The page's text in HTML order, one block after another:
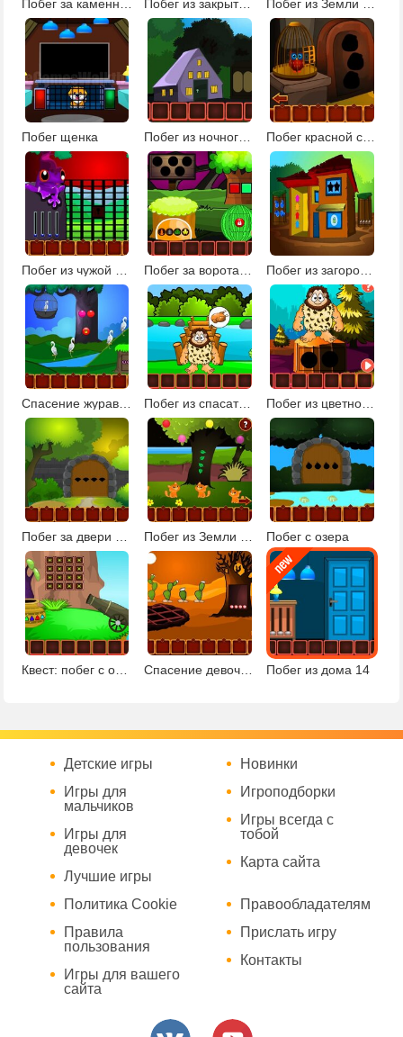
Побег за каменные ворота Побег из закрытого дома Побег из Земли деревьев
Побег щенка Побег из ночного парка Побег красной совы
Побег из загородного дома
Спасение журавля Побег из спасательной шлюпки Побег из цветного леса 2
Побег с озера
Квест: побег с острова Спасение девочки из пустыни Побег из дома 14
Детские игры
Игры для
мальчиков
Игры для
девочек
Лучшие игры
Новинки
Игроподборки
Игры всегда с
тобой
Карта сайта
Политика Cookie
Правила
пользования
Игры для вашего
сайта
Правообладателям
Прислать игру
Контакты